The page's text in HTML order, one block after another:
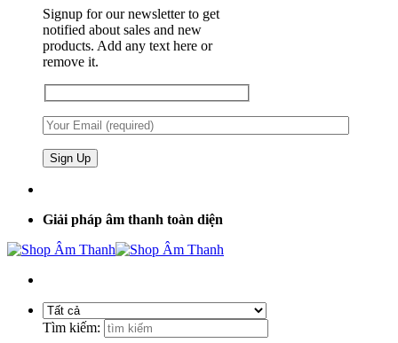
Signup for our newsletter to get
notified about sales and new
products. Add any text here or
remove it.
Giải pháp âm thanh toàn diện
Tìm kiếm: